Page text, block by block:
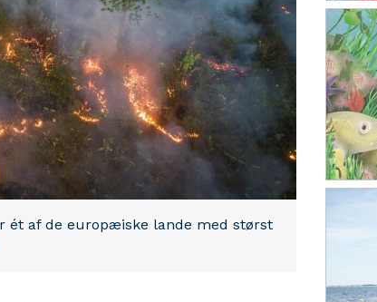
ét af de europæiske lande med størst